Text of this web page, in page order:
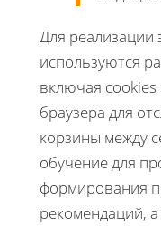
Для реализации
используются
включая
браузера для
корзины между
обучение для
формирования
рекомендаций,